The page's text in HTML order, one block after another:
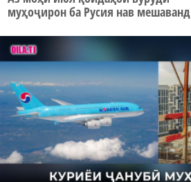
муҳоҷирон ба Русия нав мешаванд